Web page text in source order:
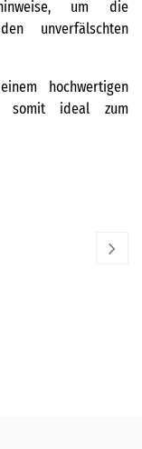
um die
unverfälschten
hochwertigen
somit ideal zum